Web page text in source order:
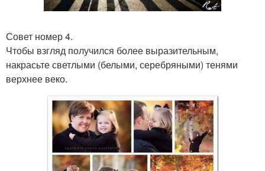
Совет номер 4.
Чтобы взгляд получился более выразительным,
накрасьте светлыми (белыми, серебряными) тенями
верхнее веко.